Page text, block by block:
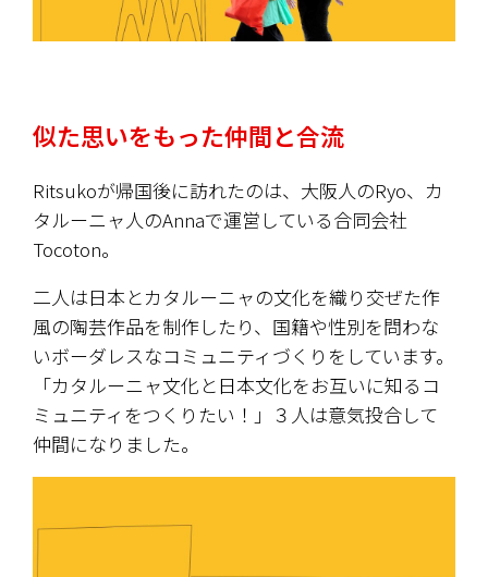
似た思いをもった仲間と合流
Ritsukoが帰国後に訪れたのは、大阪人のRyo、カ
タルーニャ人のAnnaで運営している合同会社
Tocoton。
二人は日本とカタルーニャの文化を織り交ぜた作
風の陶芸作品を制作したり、国籍や性別を問わな
いボーダレスなコミュニティづくりをしています。
「カタルーニャ文化と日本文化をお互いに知るコ
ミュニティをつくりたい！」３人は意気投合して
仲間になりました。